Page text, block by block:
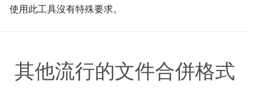
使用此工具沒有特殊要求。
其他流行的文件合併格式